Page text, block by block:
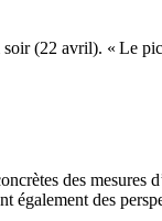
soir (22 avril). « Le
des mesures
également des